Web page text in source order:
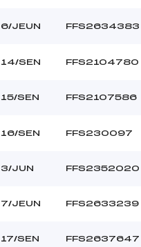
6/JEUN FFS2634383
14/SEN FFS2104780
15/SEN FFS2107586
16/SEN FFS230097
3/JUN FFS2352020
7/JEUN FFS2633239
17/SEN FFS2637647